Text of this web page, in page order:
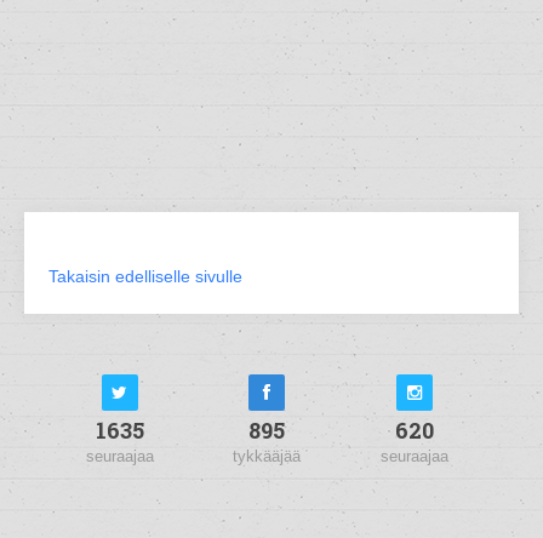
Takaisin edelliselle sivulle
1635
seuraajaa
895
tykkääjää
620
seuraajaa